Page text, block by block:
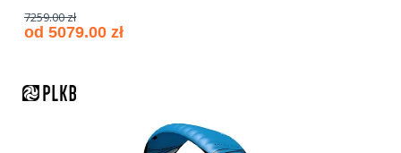
7259.00 zł
od 5079.00 zł